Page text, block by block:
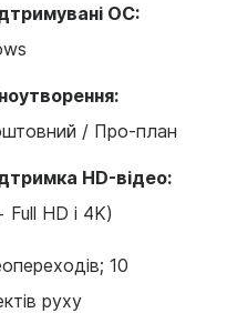
ОС:
/ Про-план
HD-відео:
Full HD і 4K)
10
руху